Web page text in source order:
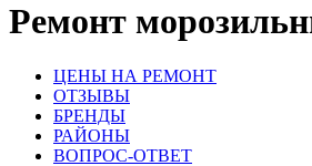
Ремонт
ЦЕНЫ НА РЕМОНТ
ОТЗЫВЫ
БРЕНДЫ
РАЙОНЫ
ВОПРОС-ОТВЕТ